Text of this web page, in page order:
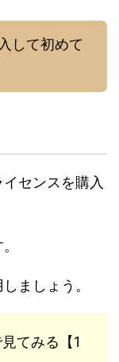
して初めて
センスを購入
ましょう。
てみる【1